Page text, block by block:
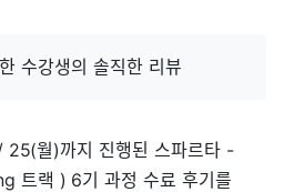
수강생의 솔직한 리뷰
월)까지 진행된 스파르타 -
트랙 ) 6기 과정 수료 후기를